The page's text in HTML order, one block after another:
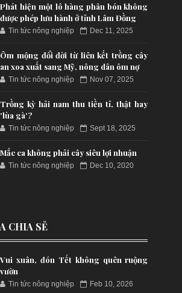
Phát hiện một lô hàng phân bón không
được phép lưu hành ở tỉnh Lâm Đồng
Tin tức nông nghiệp Dec 11, 2025
Ôm mộng đổi đời từ liên kết trồng cây
an xoa xuất sang Mỹ, nông dân ôm nợ
Tin tức nông nghiệp Nov 07, 2025
Trồng kỳ hải nam thu tiền tỉ, thật hay
'lùa gà'?
Tin tức nông nghiệp Sept 18, 2025
Mắc ca không phải cây siêu lợi nhuận
Tin tức nông nghiệp Dec 10, 2020
CHIA SẺ
Vui xuân, đón Tết không quên ruộng
vườn
Tin tức nông nghiệp Feb 10, 2026